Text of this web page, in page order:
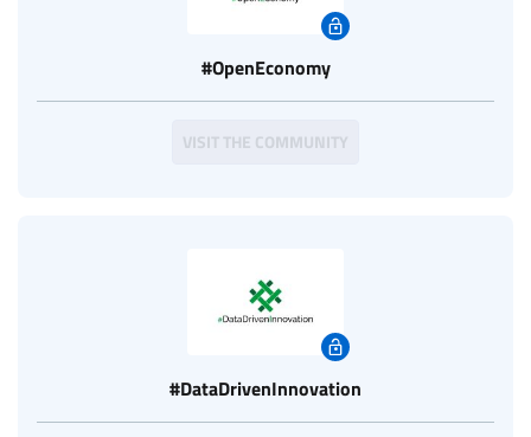
#OpenEconomy
VISIT THE COMMUNITY
#DataDrivenInnovation